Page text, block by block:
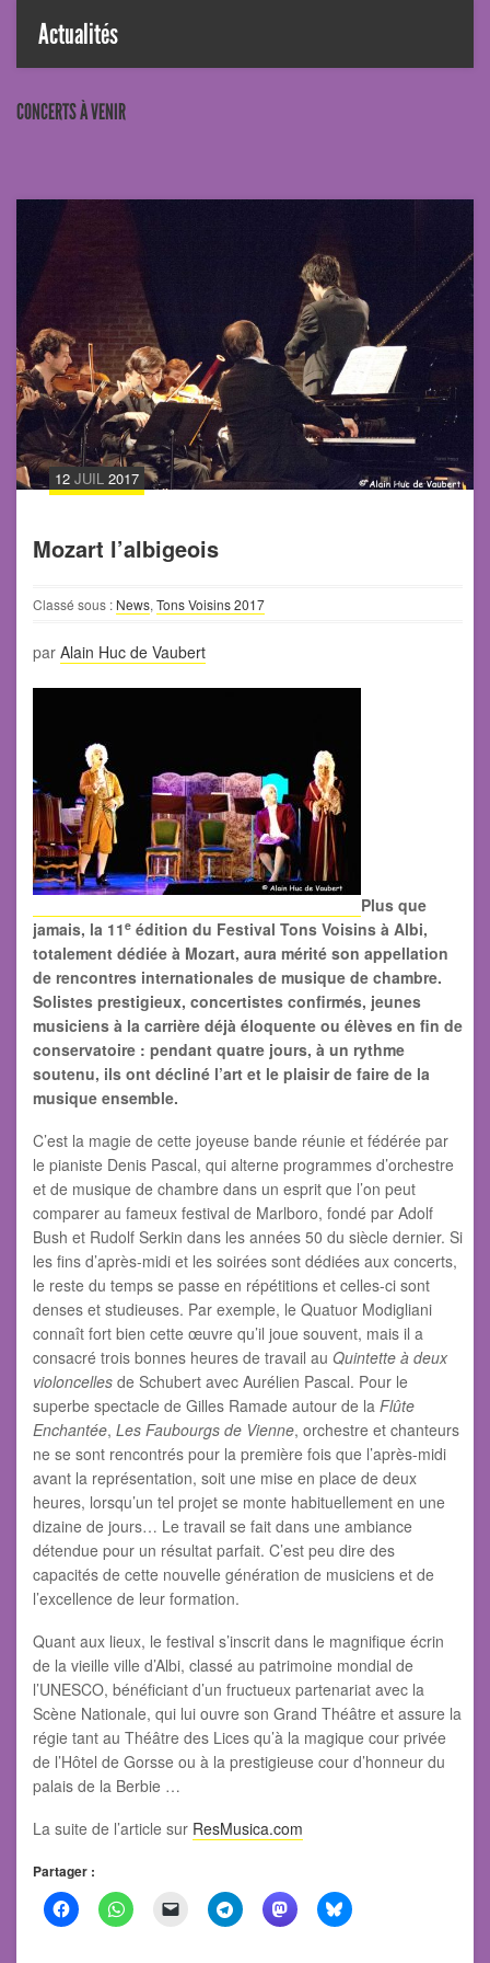
Actualités
CONCERTS À VENIR
12 JUIL 2017
Mozart l’albigeois
Classé sous : News, Tons Voisins 2017
par Alain Huc de Vaubert
Plus que
jamais, la 11e édition du Festival Tons Voisins à Albi,
totalement dédiée à Mozart, aura mérité son appellation
de rencontres internationales de musique de chambre.
Solistes prestigieux, concertistes confirmés, jeunes
musiciens à la carrière déjà éloquente ou élèves en fin de
conservatoire : pendant quatre jours, à un rythme
soutenu, ils ont décliné l’art et le plaisir de faire de la
musique ensemble.
C’est la magie de cette joyeuse bande réunie et fédérée par
le pianiste Denis Pascal, qui alterne programmes d’orchestre
et de musique de chambre dans un esprit que l’on peut
comparer au fameux festival de Marlboro, fondé par Adolf
Bush et Rudolf Serkin dans les années 50 du siècle dernier. Si
les fins d’après-midi et les soirées sont dédiées aux concerts,
le reste du temps se passe en répétitions et celles-ci sont
denses et studieuses. Par exemple, le Quatuor Modigliani
connaît fort bien cette œuvre qu’il joue souvent, mais il a
consacré trois bonnes heures de travail au Quintette à deux
violoncelles de Schubert avec Aurélien Pascal. Pour le
superbe spectacle de Gilles Ramade autour de la Flûte
Enchantée, Les Faubourgs de Vienne, orchestre et chanteurs
ne se sont rencontrés pour la première fois que l’après-midi
avant la représentation, soit une mise en place de deux
heures, lorsqu’un tel projet se monte habituellement en une
dizaine de jours… Le travail se fait dans une ambiance
détendue pour un résultat parfait. C’est peu dire des
capacités de cette nouvelle génération de musiciens et de
l’excellence de leur formation.
Quant aux lieux, le festival s’inscrit dans le magnifique écrin
de la vieille ville d’Albi, classé au patrimoine mondial de
l’UNESCO, bénéficiant d’un fructueux partenariat avec la
Scène Nationale, qui lui ouvre son Grand Théâtre et assure la
régie tant au Théâtre des Lices qu’à la magique cour privée
de l’Hôtel de Gorsse ou à la prestigieuse cour d’honneur du
palais de la Berbie …
La suite de l’article sur ResMusica.com
Partager :